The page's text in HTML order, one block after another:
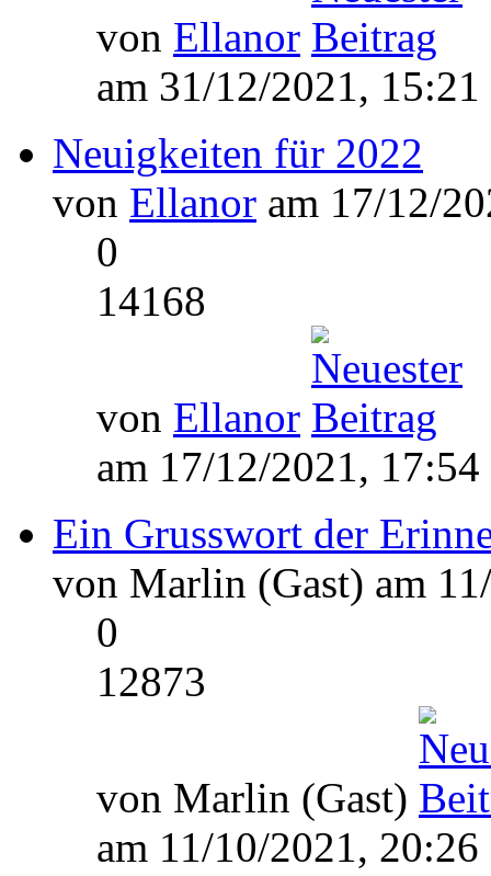
von Ellanor
am 31/12/2021, 15:21
Neuigkeiten für 2022
von Ellanor am 17/12/
0
14168
von Ellanor
am 17/12/2021, 17:54
Ein Grusswort der
von Marlin (Gast) am
0
12873
von Marlin (Gast)
am 11/10/2021, 20:26